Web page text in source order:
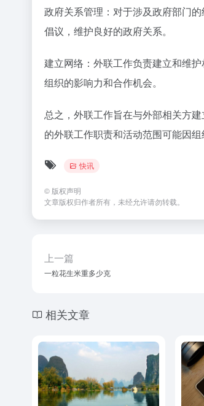
政府关系管理：对于涉及政府部门
倡议，维护良好的政府关系。
建立网络：外联工作负责建立和维
组织的影响力和合作机会。
总之，外联工作旨在与外部相关方
的外联工作职责和活动范围可能因组
快讯
© 版权声明
文章版权归作者所有，未经允许请勿转载。
上一篇
一粒花生米重多少克
相关文章